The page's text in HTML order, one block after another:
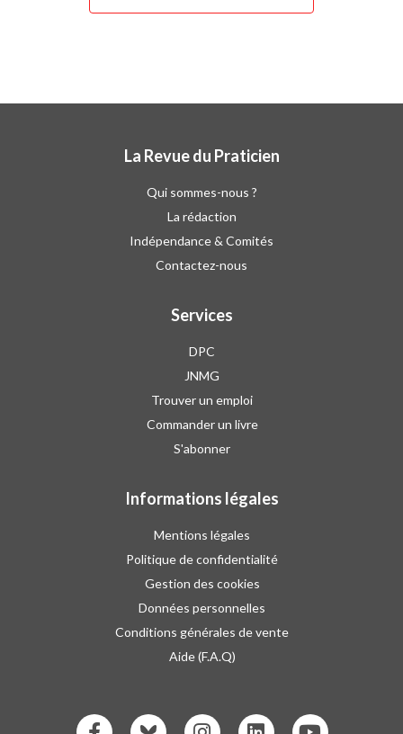
La Revue du Praticien
Qui sommes-nous ?
La rédaction
Indépendance & Comités
Contactez-nous
Services
DPC
JNMG
Trouver un emploi
Commander un livre
S'abonner
Informations légales
Mentions légales
Politique de confidentialité
Gestion des cookies
Données personnelles
Conditions générales de vente
Aide (F.A.Q)